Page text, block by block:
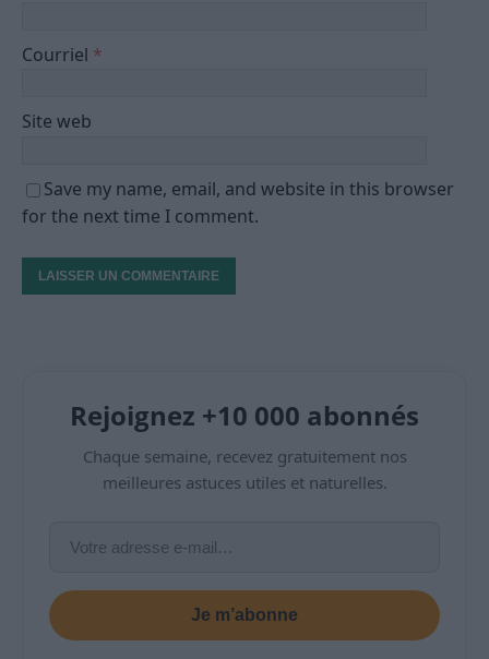
Courriel *
Site web
Save my name, email, and website in this browser
for the next time I comment.
Rejoignez +10 000 abonnés
Chaque semaine, recevez gratuitement nos
meilleures astuces utiles et naturelles.
Je m’abonne